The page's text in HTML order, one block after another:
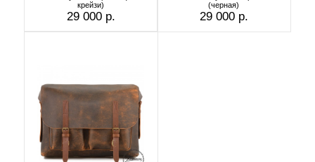
крейзи)
29 000 р.
(черная)
29 000 р.